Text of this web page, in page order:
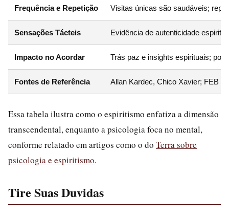
Frequência e Repetição Visitas únicas são saudáveis;
Sensações Tácteis Evidência de autenticidade
Impacto no Acordar Trás paz e insights espirituais;
Fontes de Referência Allan Kardec, Chico Xavier; FEB e
Essa tabela ilustra como o espiritismo enfatiza a dimensão
transcendental, enquanto a psicologia foca no mental,
conforme relatado em artigos como o do Terra sobre
psicologia e espiritismo.
Tire Suas Duvidas